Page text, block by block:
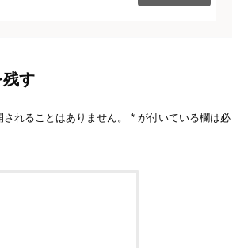
残す
れることはありません。 * が付いている欄は必